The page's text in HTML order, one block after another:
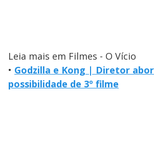
Leia mais em Filmes - O Vício
• Godzilla e Kong | Diretor
possibilidade de 3º filme